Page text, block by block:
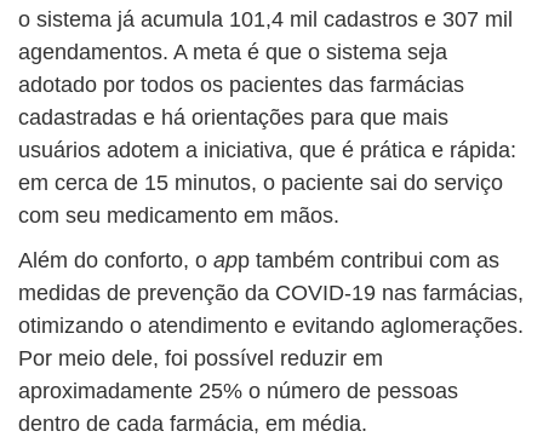
o sistema já acumula 101,4 mil cadastros e 307 mil
agendamentos. A meta é que o sistema seja
adotado por todos os pacientes das farmácias
cadastradas e há orientações para que mais
usuários adotem a iniciativa, que é prática e rápida:
em cerca de 15 minutos, o paciente sai do serviço
com seu medicamento em mãos.
Além do conforto, o app também contribui com as
medidas de prevenção da COVID-19 nas farmácias,
otimizando o atendimento e evitando aglomerações.
Por meio dele, foi possível reduzir em
aproximadamente 25% o número de pessoas
dentro de cada farmácia, em média.